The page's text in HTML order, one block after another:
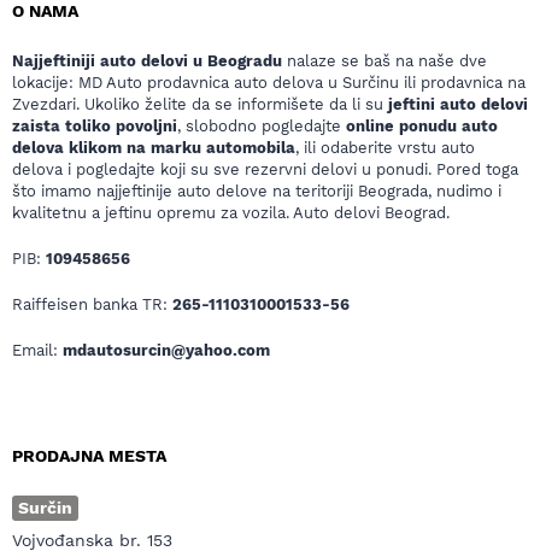
O NAMA
Najjeftiniji auto delovi u Beogradu nalaze se baš na naše dve
lokacije: MD Auto prodavnica auto delova u Surčinu ili prodavnica na
Zvezdari. Ukoliko želite da se informišete da li su jeftini auto delovi
zaista toliko povoljni, slobodno pogledajte online ponudu auto
delova klikom na marku automobila, ili odaberite vrstu auto
delova i pogledajte koji su sve rezervni delovi u ponudi. Pored toga
što imamo najjeftinije auto delove na teritoriji Beograda, nudimo i
kvalitetnu a jeftinu opremu za vozila. Auto delovi Beograd.
PIB: 109458656
Raiffeisen banka TR: 265-1110310001533-56
Email: mdautosurcin@yahoo.com
PRODAJNA MESTA
Surčin
Vojvođanska br. 153